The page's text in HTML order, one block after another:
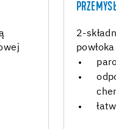
2-